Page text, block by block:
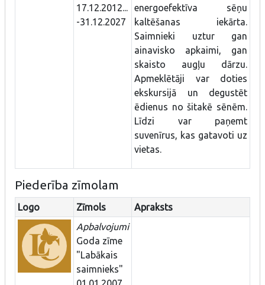
17.12.2012...
-31.12.2027
energoefektīva sēņu
kaltēšanas iekārta.
Saimnieki uztur gan
ainavisko apkaimi, gan
skaisto augļu dārzu.
Apmeklētāji var doties
ekskursijā un degustēt
ēdienus no šitakē sēnēm.
Līdzi var paņemt
suvenīrus, kas gatavoti uz
vietas.
Piederība zīmolam
Logo Zīmols
Apraksts
Apbalvojumi
Goda zīme
"Labākais
saimnieks"